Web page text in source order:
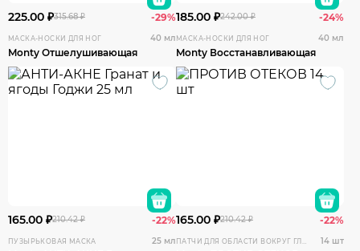
225.00 ₽315.68 ₽ -29%
МАСКА-НОСКИ ДЛЯ НОГ 40 мл
Monty Отшелушивающая
185.00 ₽242.00 ₽ -24%
МАСКА-НОСКИ ДЛЯ НОГ 40 мл
Monty Восстанавливающая
165.00 ₽210.42 ₽ -22%
ПУЗЫРЬКОВАЯ МАСКА 25 мл
165.00 ₽210.42 ₽ -22%
ПАТЧИ ДЛЯ ОБЛАСТИ ВОКРУГ ГЛАЗ 14 шт